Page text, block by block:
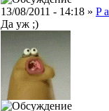
13/08/2011 - 14:18 » P
Да уж ;)